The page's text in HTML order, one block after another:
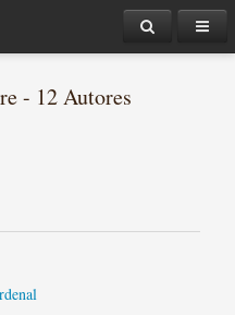
- 12 Autores